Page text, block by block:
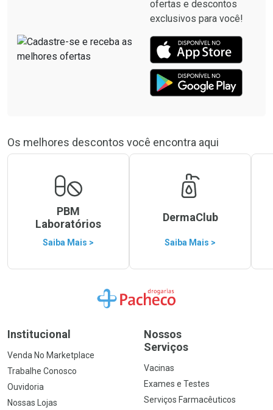
ofertas e descontos
exclusivos para você!
Os melhores descontos você encontra aqui
PBM
Laboratórios
Saiba Mais >
DermaClub
Saiba Mais >
Ir para a Home
Institucional
Venda No Marketplace
Trabalhe Conosco
Ouvidoria
Nossas Lojas
Nossos
Serviços
Vacinas
Exames e Testes
Serviços Farmacêuticos